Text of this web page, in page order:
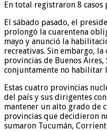
En total registraron 8 casos
El sábado pasado, el
prolongó la cuarentena
mayo y anunció la
recreativas. Sin embargo,
provincias de Buenos
conjuntamente no habilitar
Estas cuatro provincias
del país y sus dirigentes
mantener un alto grado de
provincias que decidieron
sumaron Tucumán,